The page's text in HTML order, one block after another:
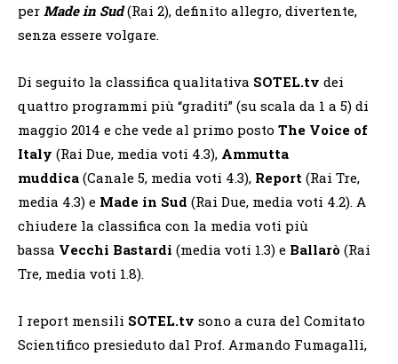
per Made in Sud(Rai 2), definito allegro, divertente,
senza essere volgare.
Di seguito la classifica qualitativa SOTEL.tv dei
quattro programmi più “graditi” (su scala da 1 a 5) di
maggio 2014 e che vede al primo posto The Voice of
Italy (Rai Due, media voti 4.3), Ammutta
muddica (Canale 5, media voti 4.3), Report (Rai Tre,
media 4.3) e Made in Sud (Rai Due, media voti 4.2). A
chiudere la classifica con la media voti più
bassa Vecchi Bastardi (media voti 1.3) e Ballarò (Rai
Tre, media voti 1.8).
I report mensili SOTEL.tv sono a cura del Comitato
Scientifico presieduto dal Prof. Armando Fumagalli,